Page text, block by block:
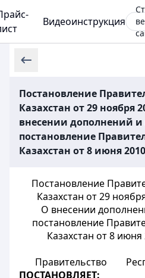
Видеоинструкция
Постановление
Казахстан от 29 ноября
внесении дополнений
постановление
Казахстан от 8 июня
Постановление
Казахстан от 29
О внесении
постановление
Казахстан от 8
Правительство
ПОСТАНОВЛЯЕТ: